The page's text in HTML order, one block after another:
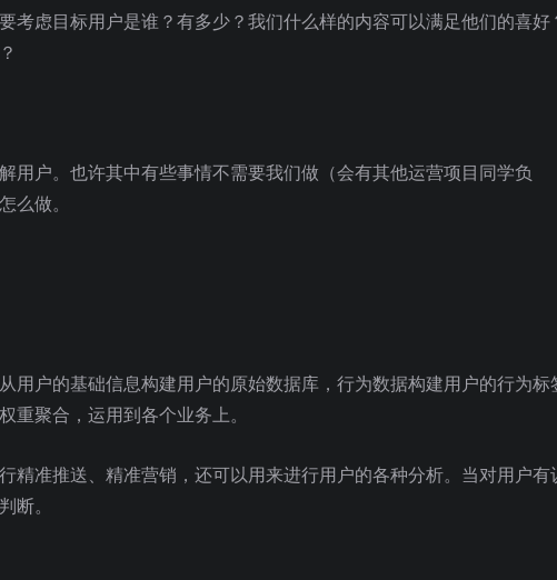
考虑目标用户是谁？有多少？我们什么样的内容可以满足他们的喜好
用户。也许其中有些事情不需要我们做（会有其他运营项目同学负
么做。
用户的基础信息构建用户的原始数据库，行为数据构建用户的行为标
重聚合，运用到各个业务上。
精准推送、精准营销，还可以用来进行用户的各种分析。当对用户有
断。